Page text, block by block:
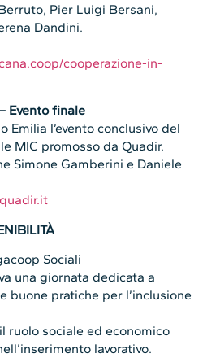
Pier Luigi Bersani,
Dandini.
cooperazione-in-
Evento finale
Emilia l’evento conclusivo del
MIC promosso da Quadir.
Simone Gamberini e Daniele
Sociali
una giornata dedicata a
buone pratiche per l’inclusione
ruolo sociale ed economico
lavorativo.